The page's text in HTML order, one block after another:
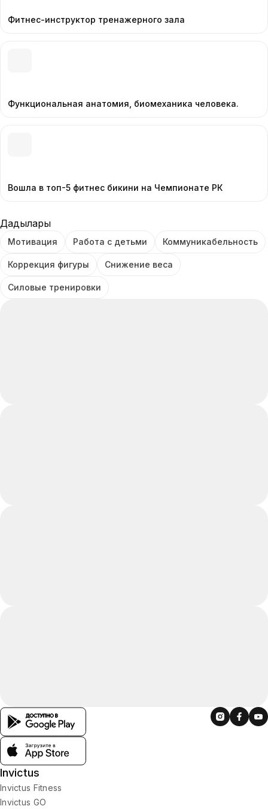
Фитнес-инструктор тренажерного зала
Функциональная анатомия, биомеханика человека.
Вошла в топ-5 фитнес бикини на Чемпионате РК
Дағдылары
Мотивация Работа с детьми Коммуникабельность
Коррекция фигуры Снижение веса
Силовые тренировки
Invictus
Invictus Fitness
Invictus GO